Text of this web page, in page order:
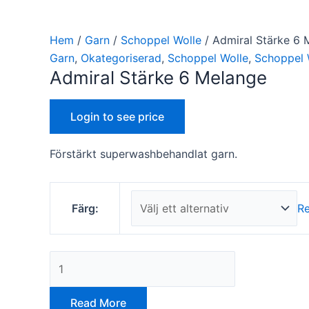
Hem / Garn / Schoppel Wolle / Admiral Stärke 6
Garn, Okategoriserad, Schoppel Wolle, Schoppel
Admiral Stärke 6 Melange
Login to see price
Förstärkt superwashbehandlat garn.
Färg:
Read More